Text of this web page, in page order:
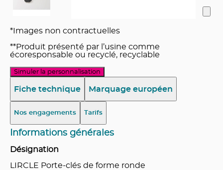
*Images non contractuelles
**Produit présenté par l’usine comme
écoresponsable ou recyclé, recyclable
Simuler la personnalisation
Fiche technique Marquage européen
Nos engagements Tarifs
Informations générales
Désignation
LIRCLE Porte-clés de forme ronde